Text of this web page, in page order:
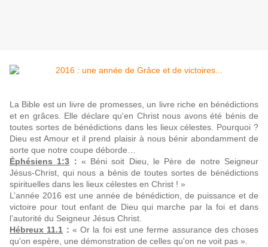
La Bible est un livre de promesses, un livre riche en bénédictions
et en grâces. Elle déclare qu'en Christ nous avons été bénis de
toutes sortes de bénédictions dans les lieux célestes. Pourquoi ?
Dieu est Amour et il prend plaisir à nous bénir abondamment de
sorte que notre coupe déborde…
Éphésiens 1:3 : « Béni soit Dieu, le Père de notre Seigneur
Jésus-Christ, qui nous a bénis de toutes sortes de bénédictions
spirituelles dans les lieux célestes en Christ ! »
L’année 2016 est une année de bénédiction, de puissance et de
victoire pour tout enfant de Dieu qui marche par la foi et dans
l’autorité du Seigneur Jésus Christ.
Hébreux 11.1 : « Or la foi est une ferme assurance des choses
qu'on espère, une démonstration de celles qu'on ne voit pas ».